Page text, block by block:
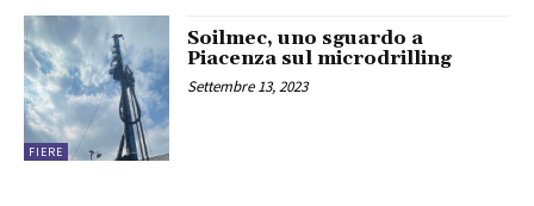
FIERE
Soilmec, uno sguardo a
Piacenza sul microdrilling
Settembre 13, 2023